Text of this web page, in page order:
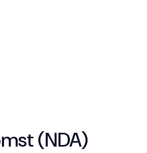
(NDA)